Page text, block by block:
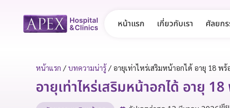
หน้าแรก เกี่ยวกับเรา ศัลยก
หน้าแรก /บทความน่ารู้/ อายุเท่าไหร่เสริมหน้าอกได้ อายุ 18 พร้
อายุเท่าไหร่เสริมหน้าอกได้ อายุ